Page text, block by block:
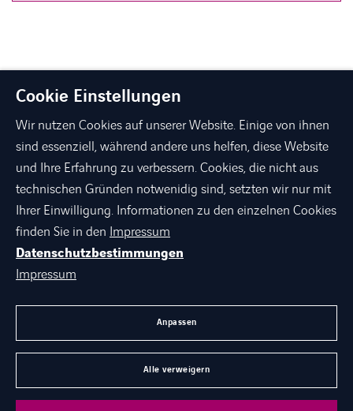
linkedin
xing facebookinstagramyoutube
KARRIERE BEI AXIANS
Cookie Einstellungen
Wir nutzen Cookies auf unserer Website. Einige von ihnen
sind essenziell, während andere uns helfen, diese Website
und Ihre Erfahrung zu verbessern. Cookies, die nicht aus
technischen Gründen notwenidig sind, setzten wir nur mit
Ihrer Einwilligung. Informationen zu den einzelnen Cookies
finden Sie in den Impressum
Datenschutzbestimmungen
Impressum
Anpassen
Alle verweigern